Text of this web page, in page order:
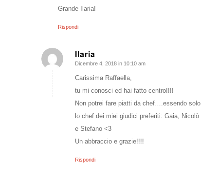
Grande Ilaria!
Rispondi
Ilaria
dice:
Dicembre 4, 2018 in 10:10 am
Carissima Raffaella,
tu mi conosci ed hai fatto centro!!!!
Non potrei fare piatti da chef….essendo solo
lo chef dei miei giudici preferiti: Gaia, Nicolò
e Stefano <3
Un abbraccio e grazie!!!!
Rispondi